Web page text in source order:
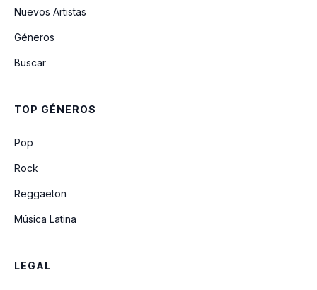
Nuevos Artistas
Géneros
Buscar
TOP GÉNEROS
Pop
Rock
Reggaeton
Música Latina
LEGAL